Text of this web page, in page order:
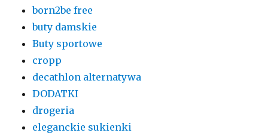
born2be free
buty damskie
Buty sportowe
cropp
decathlon alternatywa
DODATKI
drogeria
eleganckie sukienki